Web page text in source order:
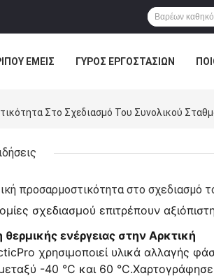
ΕΜΕΊΣ ΓΎΡΟΣ ΕΡΓΟΣΤΑΣΊΩΝ
Στο Σχεδιασμό Του Συνολικού
προσαρμοστικότητα στο σχεδιασμό
σχεδιασμού επιτρέπουν
θερμικής ενέργειας στην Αρκτική
χρησιμοποιεί υλικά αλλαγής
μεταξύ -40 °C και 60